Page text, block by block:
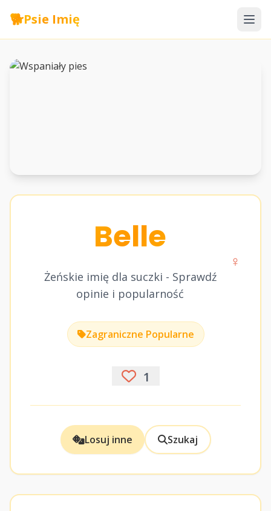
🐕Psie Imię
Belle
Żeńskie imię dla suczki - Sprawdź
opinie i popularność
♀
Zagraniczne Popularne
1
Losuj inne Szukaj